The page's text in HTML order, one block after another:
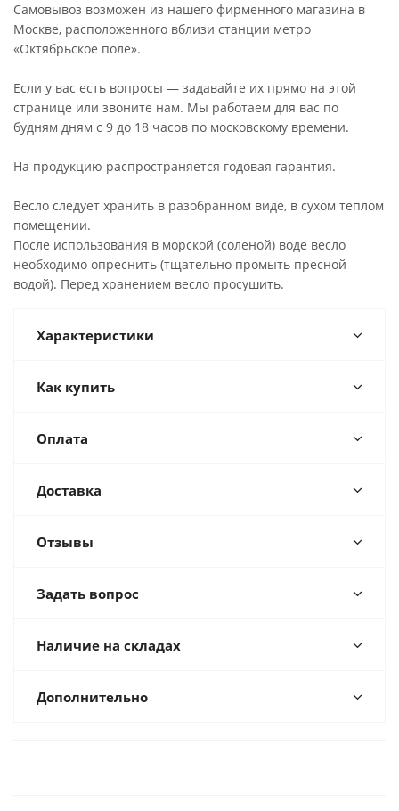
Самовывоз возможен из нашего фирменного магазина в
Москве, расположенного вблизи станции метро
«Октябрьское поле».
Если у вас есть вопросы — задавайте их прямо на этой
странице или звоните нам. Мы работаем для вас по
будням дням с 9 до 18 часов по московскому времени.
На продукцию распространяется годовая гарантия.
Весло следует хранить в разобранном виде, в сухом теплом
помещении.
После использования в морской (соленой) воде весло
необходимо опреснить (тщательно промыть пресной
водой). Перед хранением весло просушить.
Характеристики
Как купить
Оплата
Доставка
Отзывы
Задать вопрос
Наличие на складах
Дополнительно